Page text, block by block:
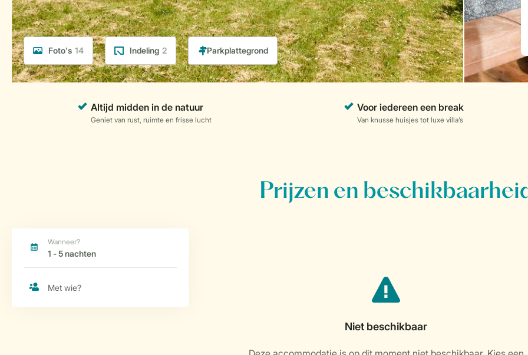
Foto's 14 Indeling 2
Prijzen en